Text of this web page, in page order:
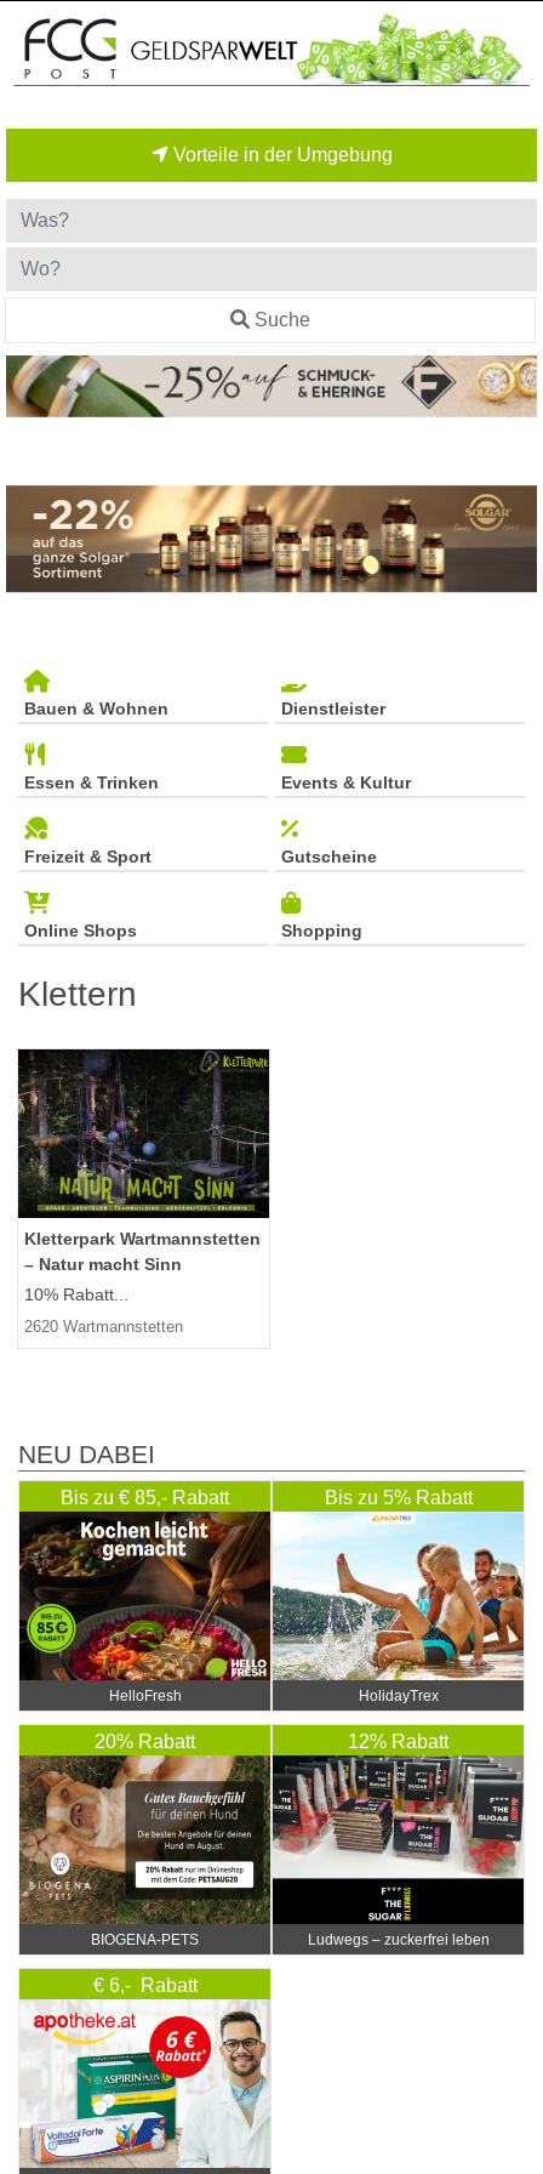
Vorteile in der Umgebung
Suche
Bauen & Wohnen Dienstleister
Essen & Trinken Events & Kultur
Freizeit & Sport Gutscheine
Online Shops Shopping
Klettern
Kletterpark Wartmannstetten
– Natur macht Sinn
10% Rabatt...
2620 Wartmannstetten
NEU DABEI
Bis zu € 85,- Rabatt
HelloFresh
Bis zu 5% Rabatt
HolidayTrex
20% Rabatt
BIOGENA-PETS
12% Rabatt
Ludwegs – zuckerfrei leben
€ 6,- Rabatt